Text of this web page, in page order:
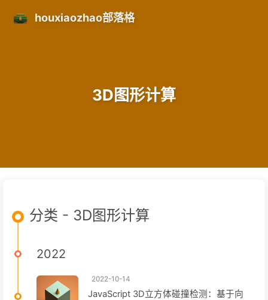
houxiaozhao部落格
3D图形计算
分类 - 3D图形计算
2022
2022-10-14
JavaScript 3D立方体碰撞检测：基于向